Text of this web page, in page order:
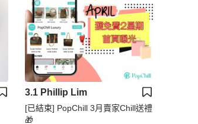
3.1 Phillip Lim
[已結束] PopChill 3月賣家Chill送禮
🎁